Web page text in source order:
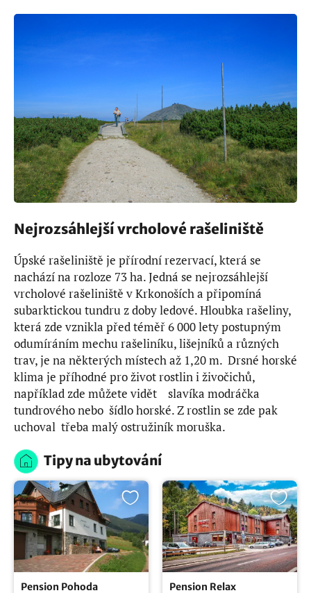
Nejrozsáhlejší vrcholové rašeliniště
Úpské rašeliniště je přírodní rezervací, která se
nachází na rozloze 73 ha. Jedná se nejrozsáhlejší
vrcholové rašeliniště v Krkonoších a připomíná
subarktickou tundru z doby ledové. Hloubka rašeliny,
která zde vznikla před téměř 6 000 lety postupným
odumíráním mechu rašeliníku, lišejníků a různých
trav, je na některých místech až 1,20 m. Drsné horské
klima je příhodné pro život rostlin i živočichů,
například zde můžete vidět slavíka modráčka
tundrového nebo šídlo horské. Z rostlin se zde pak
uchoval třeba malý ostružiník moruška.
Tipy na ubytování
Pension Pohoda Pension Relax